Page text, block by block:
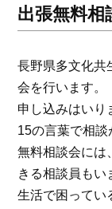
出張無料相
長野県多文化共
会を行います。
申し込みはいり
15の言葉で相談
無料相談会には
きる相談員もい
生活で困ってい